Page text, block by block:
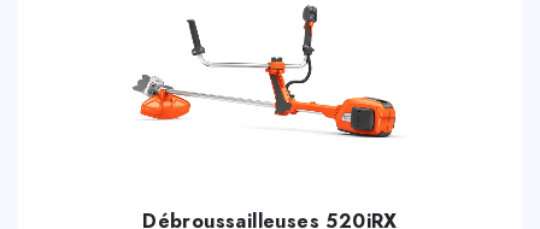
Débroussailleuses 520iRX